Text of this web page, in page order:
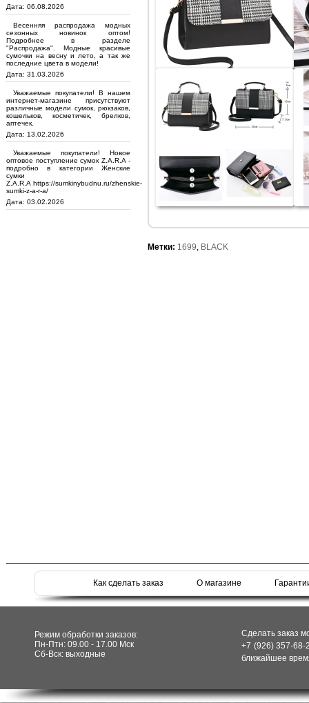
Дата: 06.08.2026
Весенняя распродажа модных
сезонных новинок оптом!
Подробнее в разделе
"Распродажа". Модные красивые
сумочки на весну и лето, а так же
последние цвета в модели!
Дата: 31.03.2026
Уважаемые покупатели! В нашем
интернет-магазине присутствуют
различные модели сумок, рюкзаков,
кошельков, косметичек, брелков,
аптечек.
Дата: 13.02.2026
Уважаемые покупатели! Новое
оптовое поступление сумок Z.A.R.A -
подробно в категории Женские
сумки
Z.A.R.A https://sumkinybudnu.ru/zhenskie-
sumki-z-a-r-a/
Дата: 03.02.2026
Метки: 1699 BLACK
Как сделать заказ О магазине
Режим обработки заказов:
Пн-Птн: 09.00 - 17.00 Мск
Сб-Вск: выходные
Сделать заказ
+7 (926) 357-
ближайшее